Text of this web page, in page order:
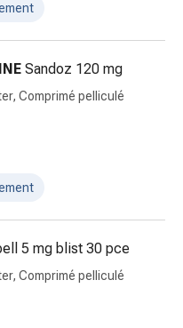
Sandoz 120 mg
Comprimé pelliculé
5 mg blist 30 pce
Comprimé pelliculé